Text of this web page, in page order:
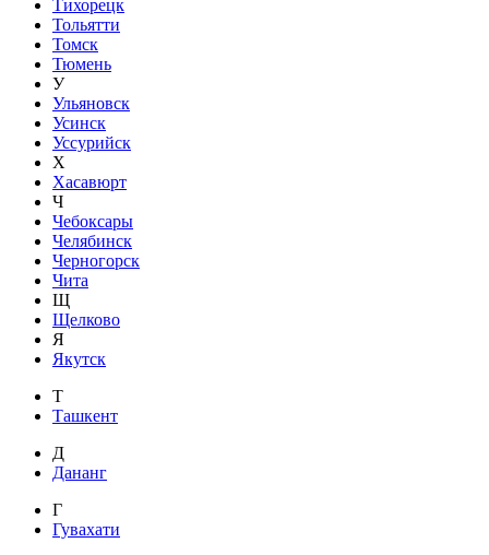
Тихорецк
Тольятти
Томск
Тюмень
У
Ульяновск
Усинск
Уссурийск
Х
Хасавюрт
Ч
Чебоксары
Челябинск
Черногорск
Чита
Щ
Щелково
Я
Якутск
Т
Ташкент
Д
Дананг
Г
Гувахати